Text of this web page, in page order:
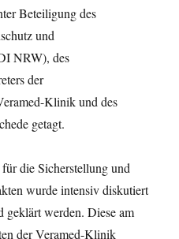
Beteiligung des
und
NRW), des
der
Klinik und des
getagt.
die Sicherstellung und
wurde intensiv diskutiert
geklärt werden. Diese am
der Veramed-Klinik